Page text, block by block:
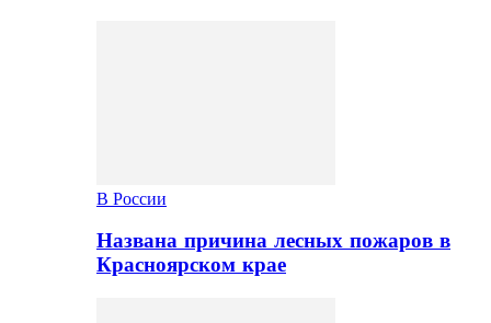
В России
Названа причина лесных пожаров в
Красноярском крае